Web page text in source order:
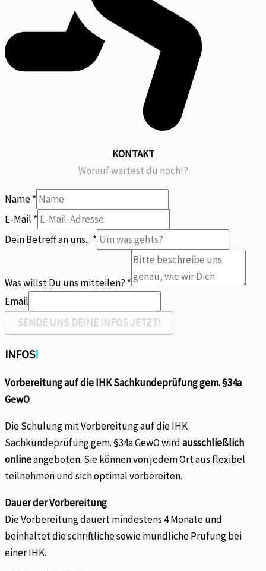
KONTAKT
Worauf wartest du noch!?
Name*
E-Mail *
Was
Dein Betreff an uns... *
Was willst Du uns mitteilen? *
Email
SENDE UNS DEINE INFOS JETZT!
INFOS!
Vorbereitung auf die IHK Sachkundeprüfung gem. §34a
GewO
Die Schulung mit Vorbereitung auf die IHK
Sachkundeprüfung gem. §34a GewO wirdausschließlich
onlineangeboten. Sie können von jedem Ort aus flexibel
teilnehmen und sich optimal vorbereiten.
Dauer der Vorbereitung
Die Vorbereitung dauert mindestens 4 Monate und
beinhaltet die schriftliche sowie mündliche Prüfung bei
einer IHK.